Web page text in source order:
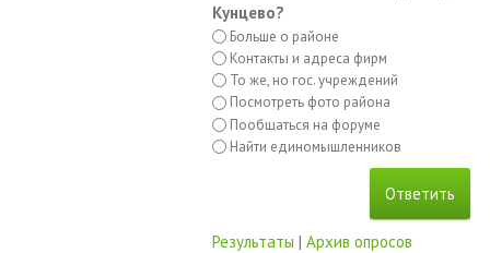
Кунцево?
Больше о районе
Контакты и адреса фирм
То же, но гос. учреждений
Посмотреть фото района
Пообщаться на форуме
Найти единомышленников
Результаты | Архив опросов